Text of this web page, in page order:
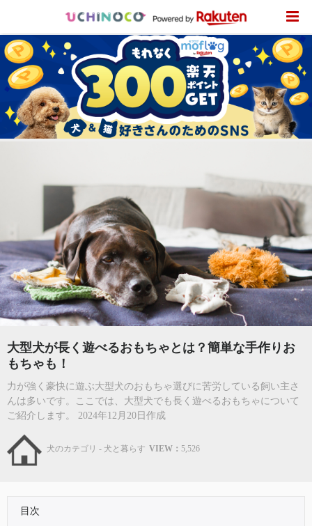
大型犬が長く遊べるおもちゃとは？簡単な手作りお
もちゃも！
力が強く豪快に遊ぶ大型犬のおもちゃ選びに苦労している飼い主さ
んは多いです。ここでは、大型犬でも長く遊べるおもちゃについて
ご紹介します。 2024年12月20日作成
犬のカテゴリ - 犬と暮らす VIEW： 5,526
目次